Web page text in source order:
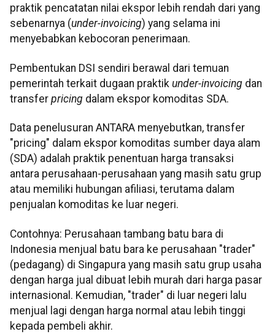
praktik pencatatan nilai ekspor lebih rendah dari yang
sebenarnya (under-invoicing) yang selama ini
menyebabkan kebocoran penerimaan.
Pembentukan DSI sendiri berawal dari temuan
pemerintah terkait dugaan praktik under-invoicing dan
transfer pricing dalam ekspor komoditas SDA.
Data penelusuran ANTARA menyebutkan, transfer
"pricing" dalam ekspor komoditas sumber daya alam
(SDA) adalah praktik penentuan harga transaksi
antara perusahaan-perusahaan yang masih satu grup
atau memiliki hubungan afiliasi, terutama dalam
penjualan komoditas ke luar negeri.
Contohnya: Perusahaan tambang batu bara di
Indonesia menjual batu bara ke perusahaan "trader"
(pedagang) di Singapura yang masih satu grup usaha
dengan harga jual dibuat lebih murah dari harga pasar
internasional. Kemudian, "trader" di luar negeri lalu
menjual lagi dengan harga normal atau lebih tinggi
kepada pembeli akhir.